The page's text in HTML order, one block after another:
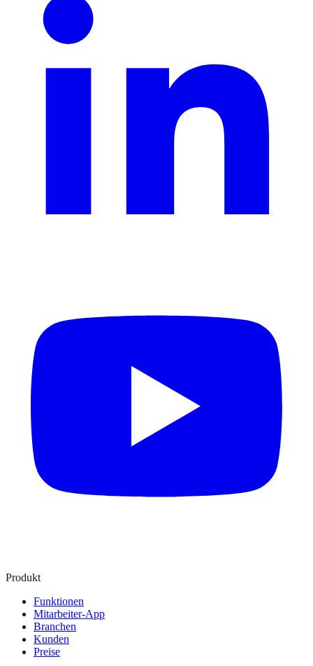
Produkt
Funktionen
Mitarbeiter-App
Branchen
Kunden
Preise